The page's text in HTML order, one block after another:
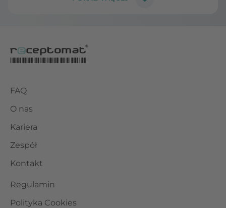
FAQ
O nas
Kariera
Zespół
Kontakt
Regulamin
Polityka Cookies